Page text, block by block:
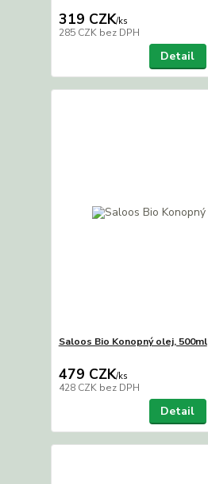
319 CZK/ks
285 CZK bez DPH
Detail
Saloos Bio Konopný olej, 500ml
479 CZK/ks
428 CZK bez DPH
Detail